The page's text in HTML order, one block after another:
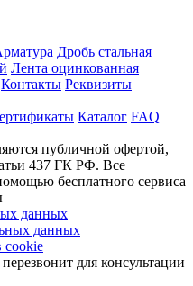
Дробь стальная
Лента оцинкованная
Контакты Реквизиты
Каталог FAQ
публичной офертой,
437 ГК РФ. Все
бесплатного сервиса
данных
данных
cookie
для консультации